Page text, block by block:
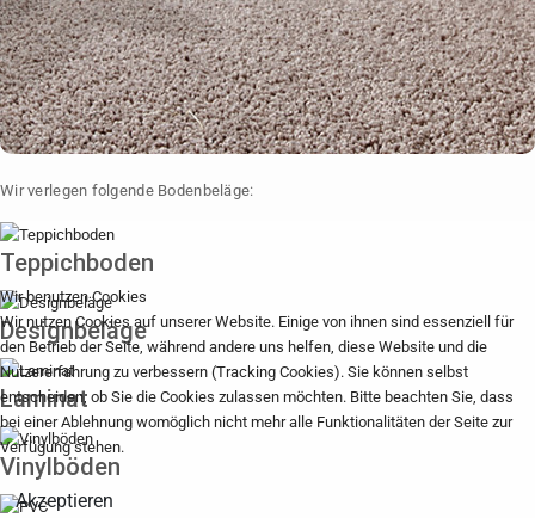
Wir verlegen folgende Bodenbeläge:
Teppichboden
Designbeläge
Laminat
Vinylböden
Wir benutzen Cookies
Wir nutzen Cookies auf unserer Website. Einige von ihnen sind essenziell für
den Betrieb der Seite, während andere uns helfen, diese Website und die
Nutzererfahrung zu verbessern (Tracking Cookies). Sie können selbst
entscheiden, ob Sie die Cookies zulassen möchten. Bitte beachten Sie, dass
bei einer Ablehnung womöglich nicht mehr alle Funktionalitäten der Seite zur
Verfügung stehen.
Akzeptieren